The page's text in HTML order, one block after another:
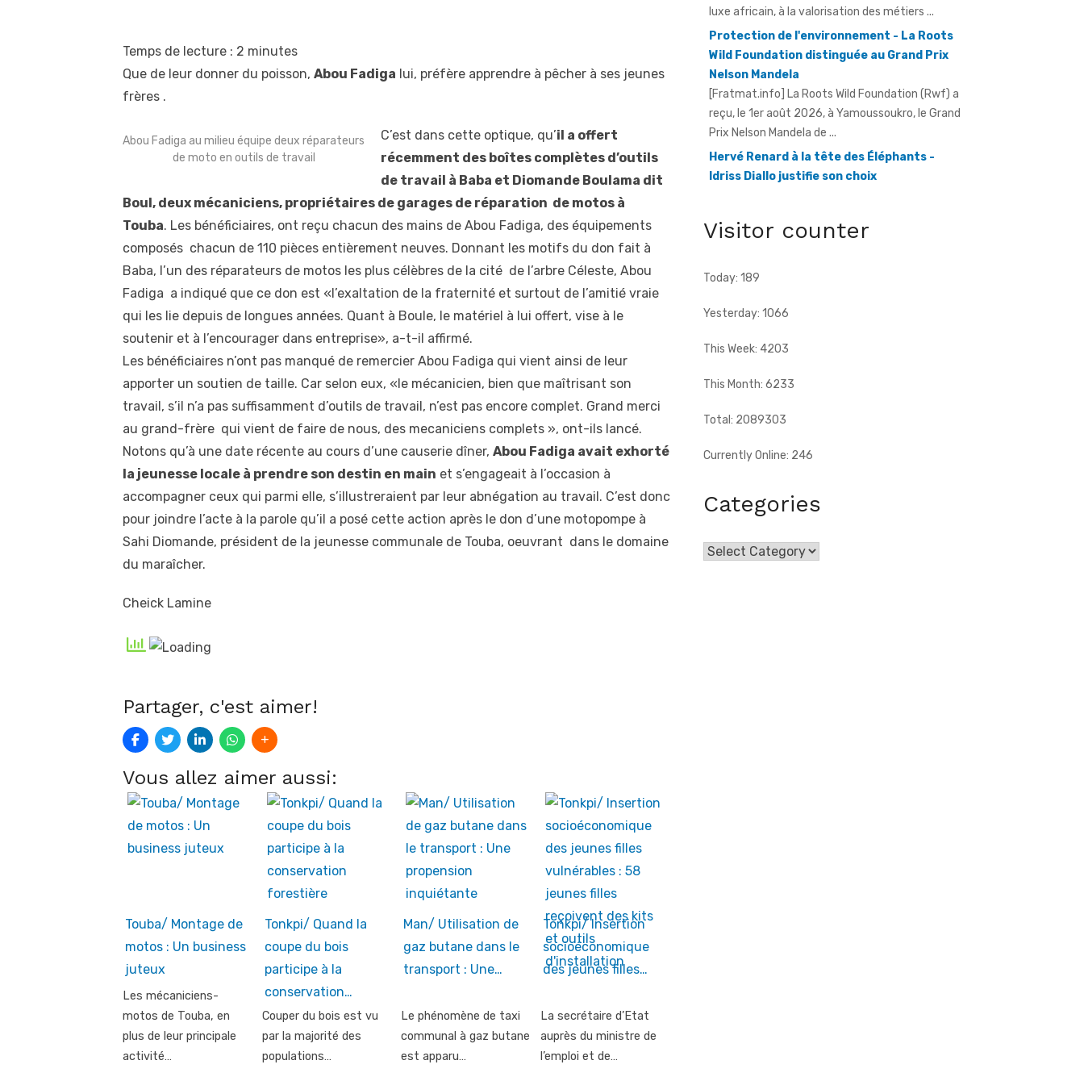
Temps de lecture : 2 minutes
Que de leur donner du poisson, Abou Fadiga lui, préfère apprendre à pêcher à ses jeunes
frères .
Abou Fadiga au milieu équipe deux réparateurs
de moto en outils de travail
C’est dans cette optique, qu’il a offert
récemment des boîtes complètes d’outils
de travail à Baba et Diomande Boulama dit
Boul, deux mécaniciens, propriétaires de garages de réparation de motos à
Touba. Les bénéficiaires, ont reçu chacun des mains de Abou Fadiga, des équipements
composés chacun de 110 pièces entièrement neuves. Donnant les motifs du don fait à
Baba, l’un des réparateurs de motos les plus célèbres de la cité de l’arbre Céleste, Abou
Fadiga a indiqué que ce don est «l’exaltation de la fraternité et surtout de l’amitié vraie
qui les lie depuis de longues années. Quant à Boule, le matériel à lui offert, vise à le
soutenir et à l’encourager dans entreprise», a-t-il affirmé.
Les bénéficiaires n’ont pas manqué de remercier Abou Fadiga qui vient ainsi de leur
apporter un soutien de taille. Car selon eux, «le mécanicien, bien que maîtrisant son
travail, s’il n’a pas suffisamment d’outils de travail, n’est pas encore complet. Grand merci
au grand-frère qui vient de faire de nous, des mecaniciens complets », ont-ils lancé.
Notons qu’à une date récente au cours d’une causerie dîner, Abou Fadiga avait exhorté
la jeunesse locale à prendre son destin en main et s’engageait à l’occasion à
accompagner ceux qui parmi elle, s’illustreraient par leur abnégation au travail. C’est donc
pour joindre l’acte à la parole qu’il a posé cette action après le don d’une motopompe à
Sahi Diomande, président de la jeunesse communale de Touba, oeuvrant dans le domaine
du maraîcher.
Cheick Lamine
Partager, c'est aimer!
Vous allez aimer aussi:
Touba/ Montage de
motos : Un business
juteux
Les mécaniciens-
motos de Touba, en
plus de leur principale
activité…
Tonkpi/ Quand la
coupe du bois
participe à la
conservation…
Couper du bois est vu
par la majorité des
populations…
Man/ Utilisation de
gaz butane dans le
transport : Une…
Le phénomène de taxi
communal à gaz butane
est apparu…
Tonkpi/ Insertion
socioéconomique
des jeunes filles…
La secrétaire d’Etat
auprès du ministre de
l’emploi et de…
Wild Foundation distinguée au Grand Prix
[Fratmat.info] La Roots Wild Foundation (Rwf) a
reçu, le 1er août 2026, à Yamoussoukro, le Grand
Prix Nelson Mandela de ...
Hervé Renard à la tête des Éléphants -
Idriss Diallo justifie son choix
[Fratmat.info] L'expérience, la connaissance du
football africain et la capacité d'adaptation du
technicien français justifient, selon la Fif, son
Visitor counter
Today: 189
Yesterday: 1066
This Week: 4203
This Month: 6233
Total: 2089303
Currently Online: 246
Categories
Categories